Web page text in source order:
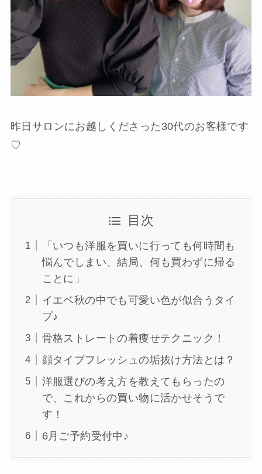
昨日サロンにお越しくださった30代のお客様です
♡
目次
「いつも洋服を買いに行っても何時間も
悩んでしまい、結局、何も買わずに帰る
ことに」
イエベ秋の中でも可愛い色が似合うタイ
プ♪
骨格ストレートの着痩せテクニック！
顔タイプフレッシュの垢抜け方法とは？
洋服選びの考え方を教えてもらったの
で、これからの買い物に活かせそうで
す！
6月ご予約受付中♪